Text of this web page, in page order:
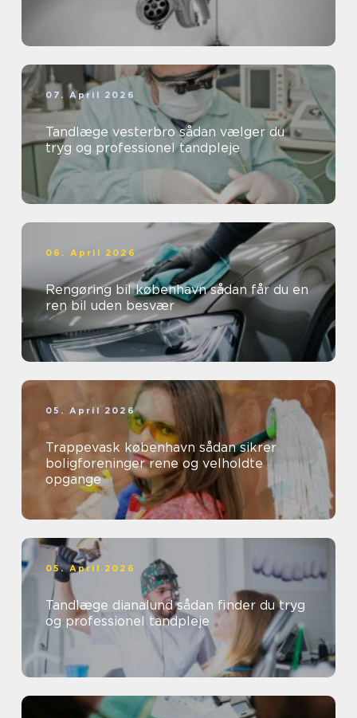
07. April 2026
Tandlæge vesterbro sådan vælger du
tryg og professionel tandpleje
06. April 2026
Rengøring bil københavn sådan får du en
ren bil uden besvær
05. April 2026
Trappevask københavn sådan sikrer
boligforeninger rene og velholdte
opgange
05. April 2026
Tandlæge dianalund sådan finder du tryg
og professionel tandpleje